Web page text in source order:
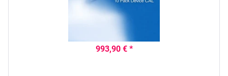
993,90 € *